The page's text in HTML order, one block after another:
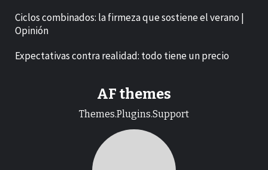
Ciclos combinados: la firmeza que sostiene el verano |
Opinión
Expectativas contra realidad: todo tiene un precio
AF themes
Themes.Plugins.Support